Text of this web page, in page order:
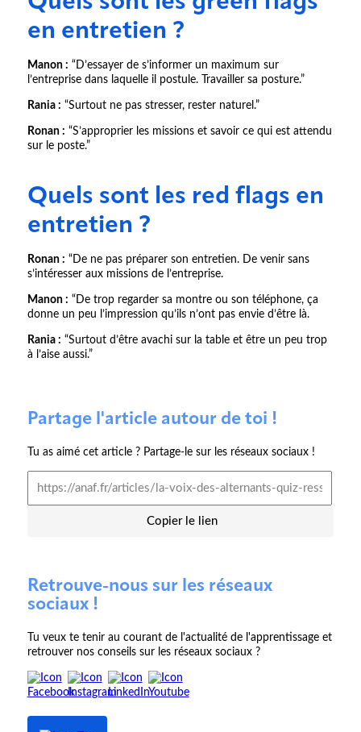
en entretien ?
Manon : “D’essayer de s’informer un maximum sur
l’entreprise dans laquelle il postule. Travailler sa posture.”
Rania : “Surtout ne pas stresser, rester naturel.”
Ronan : “S’approprier les missions et savoir ce qui est attendu
sur le poste.”
Quels sont les red flags en
entretien ?
Ronan : “De ne pas préparer son entretien. De venir sans
s’intéresser aux missions de l’entreprise.
Manon : “De trop regarder sa montre ou son téléphone, ça
donne un peu l’impression qu’ils n’ont pas envie d’être là.
Rania : “Surtout d’être avachi sur la table et être un peu trop
à l’aise aussi.”
Partage l'article autour de toi !
Tu as aimé cet article ? Partage-le sur les réseaux sociaux !
Copier le lien
Retrouve-nous sur les réseaux
sociaux !
Tu veux te tenir au courant de l'actualité de l'apprentissage et
retrouver nos conseils sur les réseaux sociaux ?